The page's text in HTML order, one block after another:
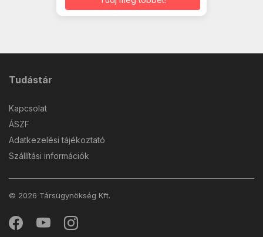
Tudástár
Kapcsolat
ÁSZF
Adatkezelési tájékoztató
Szállítási információk
© 2026 Társügynökség Kft.